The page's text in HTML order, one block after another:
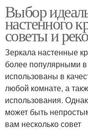
Выбор
настенного
советы и
Зеркала настенные
более популярными
использованы в
любой комнате, а
использования.
может быть
вам несколько совет